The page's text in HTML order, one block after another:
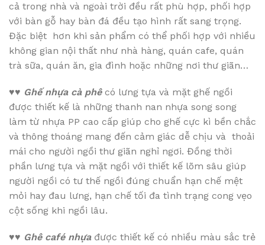
cả trong nhà và ngoài trời đều rất phù hợp, phối hợp
với bàn gỗ hay bàn đá đều tạo hình rất sang trọng.
Đặc biệt hơn khi sản phẩm có thể phối hợp với nhiều
không gian nội thất như nhà hàng, quán cafe, quán
trà sữa, quán ăn, gia đình hoặc những nơi thư giãn…
♥♥ Ghế nhựa cà phêcó lưng tựa và mặt ghế ngồi
được thiết kế là những thanh nan nhựa song song
làm từ nhựa PP cao cấp giúp cho ghế cực kì bền chắc
và thông thoáng mang đến cảm giác dễ chịu và thoải
mái cho người ngồi thư giãn nghỉ ngơi. Đồng thời
phần lưng tựa và mặt ngồi với thiết kế lõm sâu giúp
người ngồi có tư thế ngồi đúng chuẩn hạn chế mệt
mỏi hay đau lưng, hạn chế tối đa tình trạng cong vẹo
cột sống khi ngồi lâu.
♥♥ Ghê café nhựa được thiết kế có nhiều màu sắc trẻ